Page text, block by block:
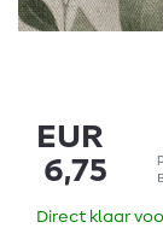
EUR
6,75
Direct klaar